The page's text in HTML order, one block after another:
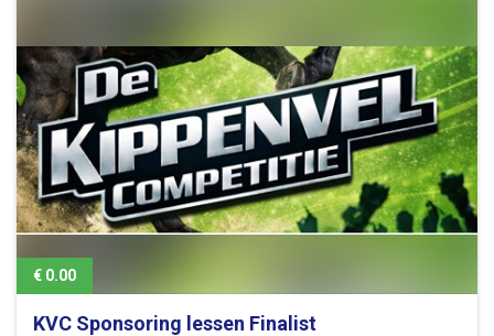
€ 0.00
KVC Sponsoring lessen Finalist